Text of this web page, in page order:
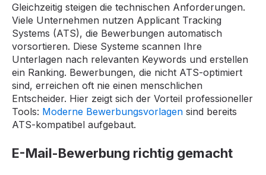
Gleichzeitig steigen die technischen Anforderungen.
Viele Unternehmen nutzen Applicant Tracking
Systems (ATS), die Bewerbungen automatisch
vorsortieren. Diese Systeme scannen Ihre
Unterlagen nach relevanten Keywords und erstellen
ein Ranking. Bewerbungen, die nicht ATS-optimiert
sind, erreichen oft nie einen menschlichen
Entscheider. Hier zeigt sich der Vorteil professioneller
Tools: Moderne Bewerbungsvorlagen sind bereits
ATS-kompatibel aufgebaut.
E-Mail-Bewerbung richtig gemacht